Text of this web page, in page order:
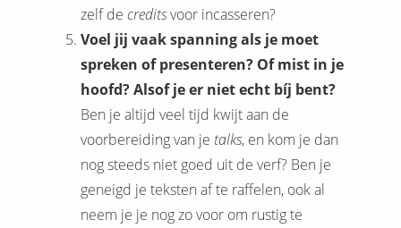
zelf de creditsvoor incasseren?
Voel jij vaak spanning als je moet
spreken of presenteren? Of mist in je
hoofd? Alsof je er niet echt bíj bent?
Ben je altijd veel tijd kwijt aan de
voorbereiding van je talks, en kom je dan
nog steeds niet goed uit de verf? Ben je
geneigd je teksten af te raffelen, ook al
neem je je nog zo voor om rustig te